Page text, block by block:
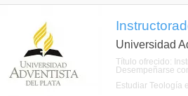
Universidad
Título ofrecido:
Desempeñarse
Estudiar Teología